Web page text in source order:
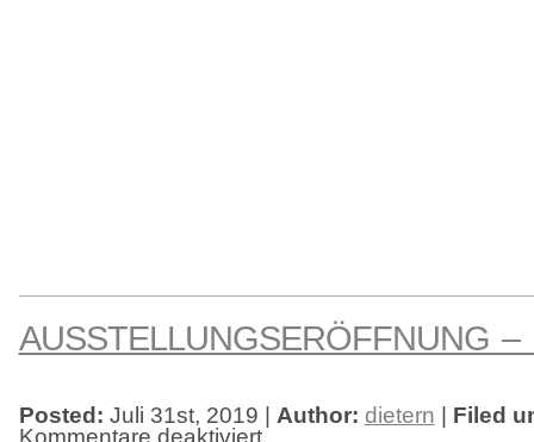
AUSSTELLUNGSERÖFFNUNG –
Posted: Juli 31st, 2019 | Author: dietern
Filed
Kommentare deaktiviertfür